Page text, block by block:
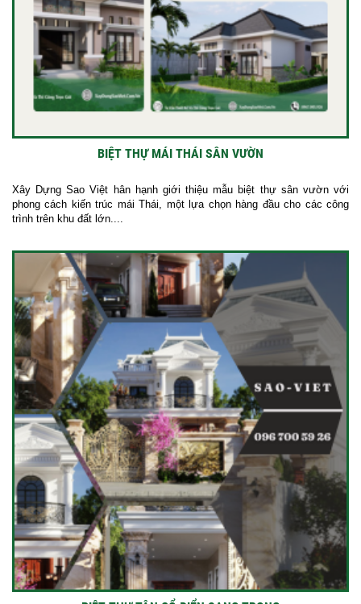
BIỆT THỰ MÁI THÁI SÂN VƯỜN
Xây Dựng Sao Việt hân hạnh giới thiệu mẫu biệt thự sân vườn với
phong cách kiến trúc mái Thái, một lựa chọn hàng đầu cho các công
trình trên khu đất lớn....